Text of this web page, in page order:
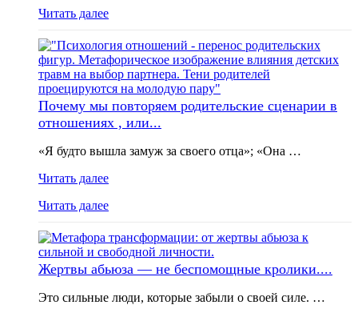
Читать далее
Почему мы повторяем родительские сценарии в
отношениях , или...
«Я будто вышла замуж за своего отца»; «Она …
Читать далее
Читать далее
Жертвы абьюза — не беспомощные кролики....
Это сильные люди, которые забыли о своей силе. …